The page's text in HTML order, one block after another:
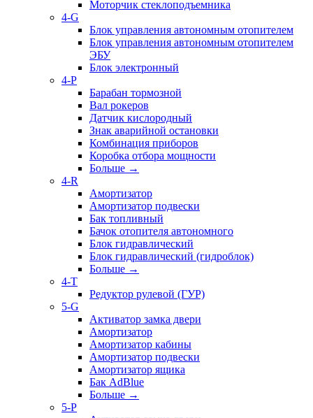
Моторчик стеклоподъемника
4-G
Блок управления автономным отопителем
Блок управления автономным отопителем
ЭБУ
Блок электронный
4-P
Барабан тормозной
Вал рокеров
Датчик кислородный
Знак аварийной остановки
Комбинация приборов
Коробка отбора мощности
Больше →
4-R
Амортизатор
Амортизатор подвески
Бак топливный
Бачок отопителя автономного
Блок гидравлический
Блок гидравлический (гидроблок)
Больше →
4-T
Редуктор рулевой (ГУР)
5-G
Активатор замка двери
Амортизатор
Амортизатор кабины
Амортизатор подвески
Амортизатор ящика
Бак AdBlue
Больше →
5-P